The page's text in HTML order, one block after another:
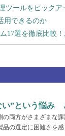
ツールをピックア
用できるのか
17選を徹底比較
い”という悩み
両方がさまざまな
の選定に困難さを